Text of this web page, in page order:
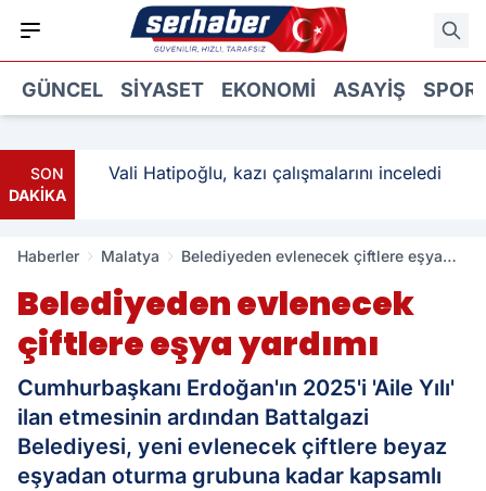
GÜNCEL SIYASET EKONOMI ASAYIŞ SPOR
SON
DAKİKA
Vali Hatipoğlu, kazı çalışmalarını inceledi
Haberler Malatya
Belediyeden evlenecek çiftlere eşya
Belediyeden evlenecek
çiftlere eşya yardımı
Cumhurbaşkanı Erdoğan'ın 2025'i 'Aile Yılı'
ilan etmesinin ardından Battalgazi
Belediyesi, yeni evlenecek çiftlere beyaz
eşyadan oturma grubuna kadar kapsamlı